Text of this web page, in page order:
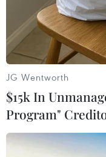
Theo dõi
Tình huống được
em bé bất ngờ
lưu thông trên
bẻ lái leo lên vỉa
khốc.
Tình huống được
lại trên đường
JG Wentworth
$15k In
Program"